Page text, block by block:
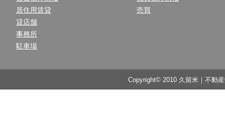
居住用賃貸
貸店舗
事務所
駐車場
売買
Copyright© 2010 久留米｜不動